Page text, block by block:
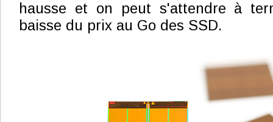
hausse et on peut s'attendre à
baisse du prix au Go des SSD.